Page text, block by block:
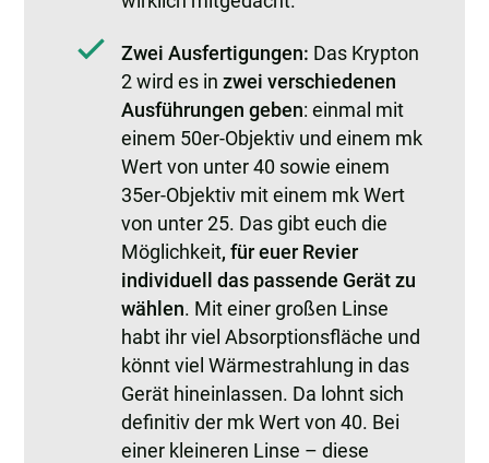
Zwei Ausfertigungen: Das Krypton
2 wird es inzwei verschiedenen
Ausführungen geben: einmal mit
einem 50er-Objektiv und einem mk
Wert von unter 40 sowie einem
35er-Objektiv mit einem mk Wert
von unter 25. Das gibt euch die
Möglichkeit, für euer Revier
individuell das passende Gerät zu
wählen. Mit einer großen Linse
habt ihr viel Absorptionsfläche und
könnt viel Wärmestrahlung in das
Gerät hineinlassen. Da lohnt sich
definitiv der mk Wert von 40. Bei
einer kleineren Linse – diese